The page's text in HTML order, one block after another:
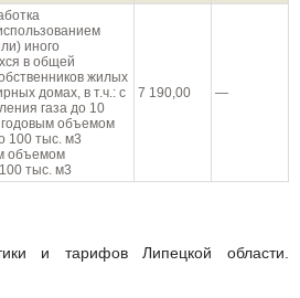
иного
в общей
жилых
домах, в т.ч.: с
газа до 10
годовым объемом
100 тыс. м3
объемом
тыс. м3
7 190,00 —